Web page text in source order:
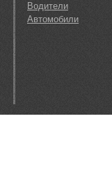
Водители
Автомобили